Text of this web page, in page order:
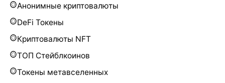
Анонимные криптовалюты
DeFi Токены
Криптовалюты NFT
ТОП Стейблкоинов
Токены метавселенных